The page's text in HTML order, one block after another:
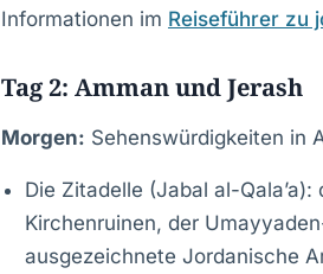
Informationen im Reiseführer zu
Tag 2: Amman und Jerash
Morgen: Sehenswürdigkeiten in
Die Zitadelle (Jabal al-
Kirchenruinen, der
ausgezeichnete Jordanische